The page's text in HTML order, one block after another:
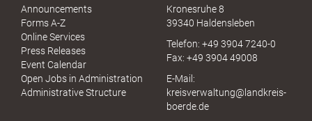
s
Announcements
Forms A-Z
Online Services
Press Releases
Event Calendar
Open Jobs in Administration
Administrative Structure
Kronesruhe 8
39340 Haldensleben
Telefon: +49 3904 7240-0
Fax: +49 3904 49008
E-Mail:
kreisverwaltung@landkreis-
boerde.de